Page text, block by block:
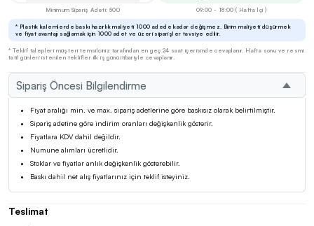
Sipariş Öncesi Bilgilendirme
Fiyat aralığı min. ve max. sipariş adetlerine göre baskısız olarak belirtilmiştir.
Sipariş adetine göre indirim oranları değişkenlik gösterir.
Fiyatlara KDV dahil değildir.
Numune alımları ücretlidir.
Stoklar ve fiyatlar anlık değişkenlik gösterebilir.
Baskı dahil net alış fiyatlarınız için teklif isteyiniz.
Minimum Sipariş Adeti: 500 09:00 - 18:00 ( Hafta İçi )
* Plastik kalemlerde baskı hazırlık maliyeti 1000 adede kadar değişmez. Birim maliyeti düşürmek
ve fiyat avantajı sağlamak için 1000 adet ve üzeri siparişler tavsiye edilir.
* Teklif talepleri müşteri temsilciniz tarafından en geç 24 saat içerisinde cevaplanır. Hafta sonu ve resmi
tatil günleri istenilen teklifler ilk iş günü itibariyle cevaplanır.
Teslimat